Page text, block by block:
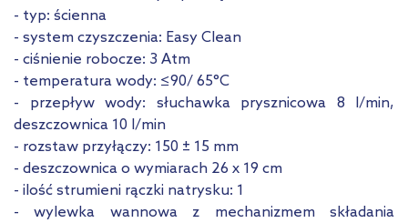
- typ: ścienna
- system czyszczenia: Easy Clean
- ciśnienie robocze: 3 Atm
- temperatura wody: ≤90/ 65°C
- przepływ wody: słuchawka prysznicowa 8 l/min,
deszczownica 10 l/min
- rozstaw przyłączy: 150 ± 15 mm
- deszczownica o wymiarach 26 x 19 cm
- ilość strumieni rączki natrysku: 1
- wylewka wannowa z mechanizmem składania